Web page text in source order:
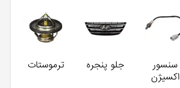
سنسور
اکسیژن
جلو پنجره ترموستات